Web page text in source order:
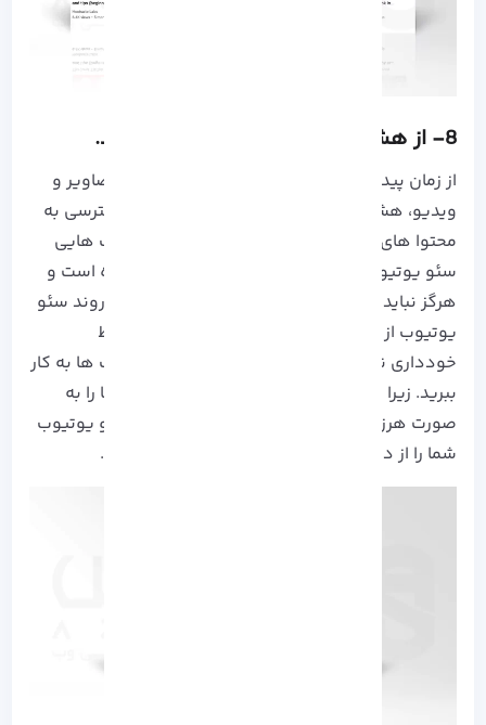
8- از هشتگ های مناسب استفاده کنید.
از زمان پیدایش فضای مجازی و به اشتراکگذاری تصاویر و
ویدیو، هشتگ ها همواره در راس روش های دسترسی به
محتوا های مرتبط بوده اند. این موضوع در تکنیک هایی
سئو یوتیوب نیز به میزان اهمیت خود ادامه داده است و
هرگز نباید از آن غافل شوید! اما دقت کنید که در روند سئو
یوتیوب از جایگذاری هشتگ های اضافه و نامربوط
خودداری نموده و حتماً کلمات کلیدی را در هشتگ ها به کار
ببرید. زیرا یوتیوب استفاده بیش از حد هشتگ ها را به
صورت هرزنامه تلقی می کند و الگوریتم های سئو یوتیوب
شما را از دیده شدن در نتایج جستجو منع می کند.